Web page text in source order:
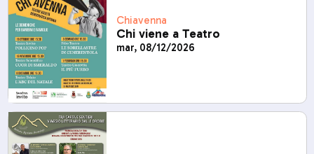
Chiavenna
Chi viene a Teatro
mar, 08/12/2026